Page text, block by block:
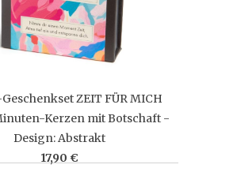
ZEIT FÜR MICH
Kerzen mit Botschaft -
Design: Abstrakt
17,90 €